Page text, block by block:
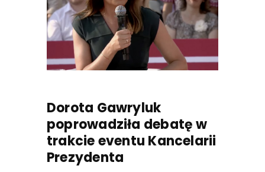
Dorota Gawryluk
poprowadziła debatę w
trakcie eventu Kancelarii
Prezydenta